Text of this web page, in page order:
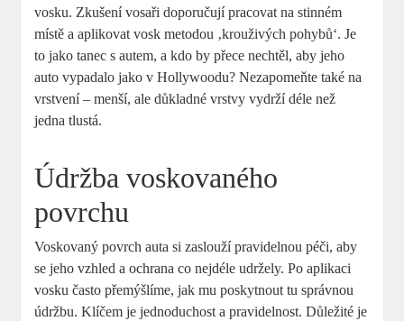
vosku. Zkušení vosaři doporučují pracovat na stinném
místě a aplikovat vosk metodou ‚krouživých pohybů‘. Je
to jako tanec s autem, a kdo by přece nechtěl, aby jeho
auto vypadalo jako v Hollywoodu? Nezapomeňte také na
vrstvení – menší, ale důkladné vrstvy vydrží déle než
jedna tlustá.
Údržba voskovaného
povrchu
Voskovaný povrch auta si zaslouží pravidelnou péči, aby
se jeho vzhled a ochrana co nejdéle udržely. Po aplikaci
vosku často přemýšlíme, jak mu poskytnout tu správnou
údržbu. Klíčem je jednoduchost a pravidelnost. Důležité je